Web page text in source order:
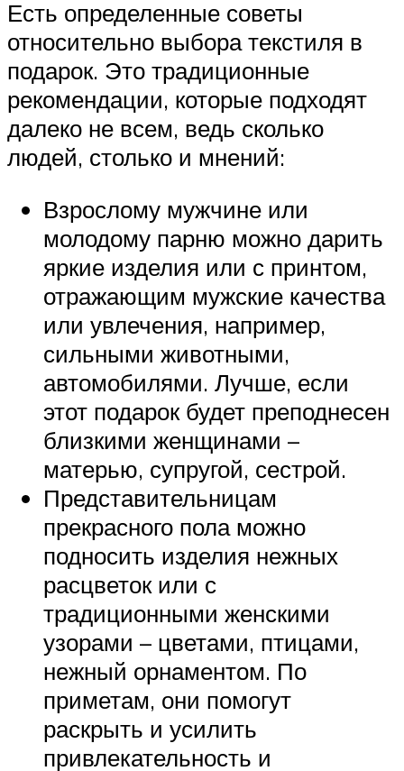
Есть определенные советы
относительно выбора текстиля в
подарок. Это традиционные
рекомендации, которые подходят
далеко не всем, ведь сколько
людей, столько и мнений:
Взрослому мужчине или
молодому парню можно дарить
яркие изделия или с принтом,
отражающим мужские качества
или увлечения, например,
сильными животными,
автомобилями. Лучше, если
этот подарок будет преподнесен
близкими женщинами –
матерью, супругой, сестрой.
Представительницам
прекрасного пола можно
подносить изделия нежных
расцветок или с
традиционными женскими
узорами – цветами, птицами,
нежный орнаментом. По
приметам, они помогут
раскрыть и усилить
привлекательность и